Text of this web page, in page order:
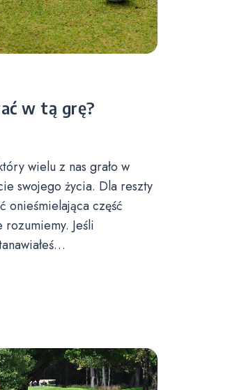
w tą grę?
wielu z nas grało w
swojego życia. Dla reszty
onieśmielająca część
Jeśli